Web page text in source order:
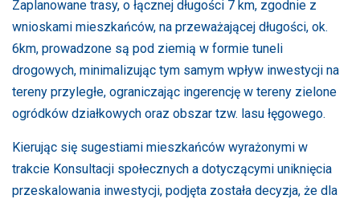
Zaplanowane trasy, o łącznej długości 7 km, zgodnie z
wnioskami mieszkańców, na przeważającej długości, ok.
6km, prowadzone są pod ziemią w formie tuneli
drogowych, minimalizując tym samym wpływ inwestycji na
tereny przyległe, ograniczając ingerencję w tereny zielone
ogródków działkowych oraz obszar tzw. lasu łęgowego.
Kierując się sugestiami mieszkańców wyrażonymi w
trakcie Konsultacji społecznych a dotyczącymi uniknięcia
przeskalowania inwestycji, podjęta została decyzja, że dla